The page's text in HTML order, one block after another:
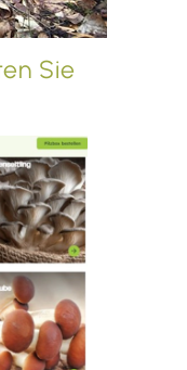
Sie